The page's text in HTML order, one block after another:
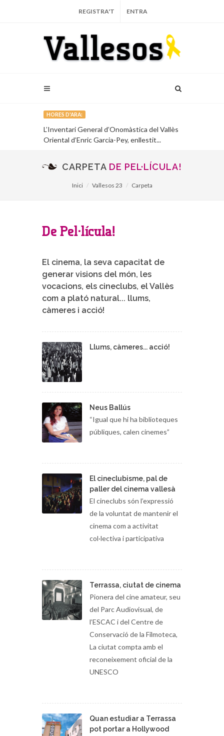
REGISTRA'T ENTRA
HORES D'ARA:
L’Inventari General d’Onomàstica del Vallès
Oriental d’Enric Garcia-Pey, enllestit...
CARPETA DE PEL·LÍCULA!
Inici Vallesos 23 Carpeta
De Pel·lícula!
El cinema, la seva capacitat de
generar visions del món, les
vocacions, els cineclubs, el Vallès
com a plató natural... llums,
càmeres i acció!
Llums, càmeres... acció!
Neus Ballús
“Igual que hi ha biblioteques
públiques, calen cinemes”
El cineclubisme, pal de
paller del cinema vallesà
El cineclubs són l’expressió
de la voluntat de mantenir el
cinema com a activitat
col·lectiva i participativa
Terrassa, ciutat de cinema
Pionera del cine amateur, seu
del Parc Audiovisual, de
l’ESCAC i del Centre de
Conservació de la Filmoteca,
La ciutat compta amb el
reconeixement oficial de la
UNESCO
Quan estudiar a Terrassa
pot portar a Hollywood